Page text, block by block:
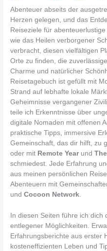
Abenteuer abseits der
Herzen gelegen, und das
Reiseziele für
wie das Heilen verborgener
verbracht, diesen vielfältigen
Orte zu finden, die
Charme und natürlicher
Reisetagebuch ist gefüllt mit
Strand auf lebhafte lokale
Geheimnisse vergangener
teile ich Erkenntnisse über
digitale Nomaden mit offenen
praktische Tipps, immersive
Gemeinschaft, das dir hilft, zu
oder mit Remote Yearund
schmiedest. Jede Erfahrung
aus meinen persönlichen
Abenteuern mit
undCocoon Network.
In diesen Seiten führe ich
entlegener Möglichkeiten.
Erfahrungsberichte aus erster
kosteneffizienten Leben und